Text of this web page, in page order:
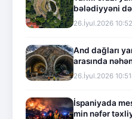
bələdiyyəni də
26.İyul.2026 10:52
And dağları
arasında
26.İyul.2026 10:51
İspaniyada
min nəfər